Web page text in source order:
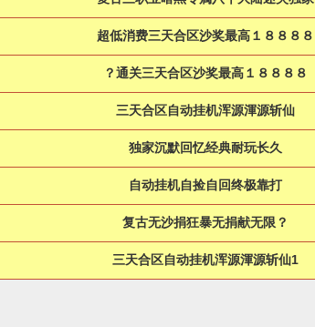
超低消费三天合区沙奖最高１８８８８
？通关三天合区沙奖最高１８８８８
三天合区自动挂机浑源渾源斩仙
独家沉默回忆经典耐玩长久
自动挂机自捡自回终极靠打
复古无沙捐狂暴无捐献无限？
三天合区自动挂机浑源渾源斩仙1